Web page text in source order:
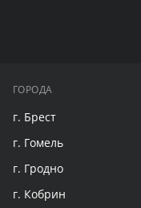
ГОРОДА
г. Брест
г. Гомель
г. Гродно
г. Кобрин